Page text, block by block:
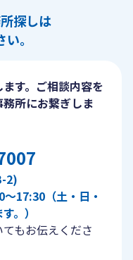
探しは
。
す。ご相談内容を
所にお繋ぎしま
2)
17:30（土・日・
。）
もお伝えくださ